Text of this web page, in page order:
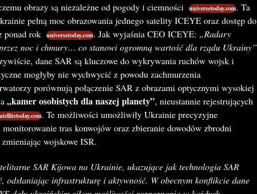
obrazy są niezależne od pogody i ciemności
universetoday.com. Ta
pełną moc obrazowania jednego satelity ICEYE oraz dostęp do
ponad rok
universetoday.com. Jak wyjaśnia CEO ICEYE: „Radary
noc i chmury… co stanowi ogromną wartość dla rządu Ukrainy”
dane SAR są kluczowe do wykrywania ruchów wojsk i
mogłyby nie wychwycić z powodu zachmurzenia
porównują połączenie SAR z obrazami optycznymi wysokiej
„kamer osobistych dla naszej planety”, nieustannie rejestrujących
. Te możliwości umożliwiły Ukrainie precyzyjne
tras konwojów oraz zbieranie dowodów zbrodni
wojskowe ISR.
SAR Kijowa na Ukrainie, ukazujące jak technologia SAR
odsłaniając infrastrukturę i aktywność. W obecnym konflikcie dane